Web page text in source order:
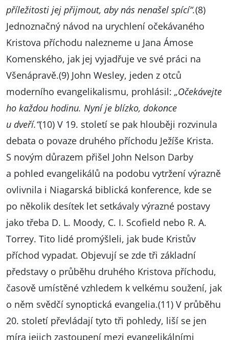
příležitosti jej přijmout, aby nás nenašel spící“.(8)
Jednoznačný návod na urychlení očekávaného
Kristova příchodu nalezneme u Jana Ámose
Komenského, jak jej vyjadřuje ve své práci na
Všenápravě.(9) John Wesley, jeden z otců
moderního evangelikalismu, prohlásil: „Očekávejte
ho každou hodinu. Nyní je blízko, dokonce
u dveří.“(10) V 19. století se pak hlouběji rozvinula
debata o povaze druhého příchodu Ježíše Krista.
S novým důrazem přišel John Nelson Darby
a pohled evangelikálů na podobu vytržení výrazně
ovlivnila i Niagarská biblická konference, kde se
po několik desítek let setkávaly výrazné postavy
jako třeba D. L. Moody, C. I. Scofield nebo R. A.
Torrey. Tito lidé promýšleli, jak bude Kristův
příchod vypadat. Objevují se zde tři základní
představy o průběhu druhého Kristova příchodu,
časově umístěné vzhledem k velkému soužení, jak
o něm svědčí synoptická evangelia.(11) V průběhu
20. století převládají tyto tři pohledy, liší se jen
míra jejich zastoupení mezi evangelikálními